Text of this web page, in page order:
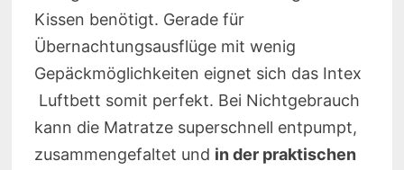
Kissen benötigt. Gerade für
Übernachtungsausflüge mit wenig
Gepäckmöglichkeiten eignet sich das Intex
Luftbett somit perfekt. Bei Nichtgebrauch
kann die Matratze superschnell entpumpt,
zusammengefaltet und in der praktischen